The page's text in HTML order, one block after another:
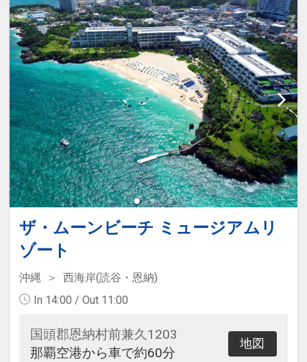
ザ・ムーンビーチ ミュージアムリ
ゾート
沖縄
西海岸(読谷・恩納)
In 14:00 / Out 11:00
国頭郡恩納村前兼久1203
那覇空港から車で約60分
地図